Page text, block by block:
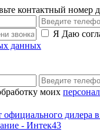
контактный номер
Я Даю
данных
моих